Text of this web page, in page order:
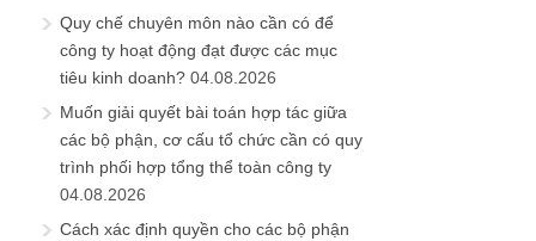
Quy chế chuyên môn nào cần có để
công ty hoạt động đạt được các mục
tiêu kinh doanh? 04.08.2026
Muốn giải quyết bài toán hợp tác giữa
các bộ phận, cơ cấu tổ chức cần có quy
trình phối hợp tổng thể toàn công ty
04.08.2026
Cách xác định quyền cho các bộ phận